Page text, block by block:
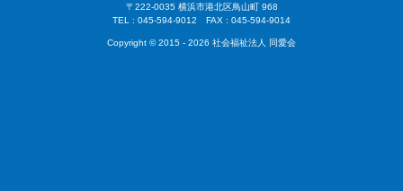
〒222-0035 横浜市港北区鳥山町 968
TEL : 045-594-9012 FAX : 045-594-9014
Copyright © 2015 - 2026 社会福祉法人 同愛会